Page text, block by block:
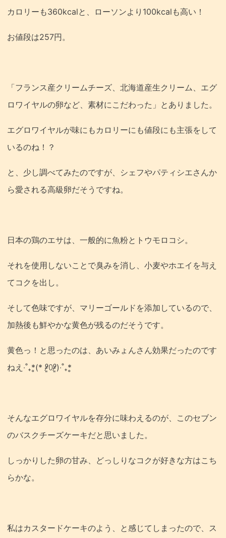
カロリーも360kcalと、ローソンより100kcalも高い！
お値段は257円。
「フランス産クリームチーズ、北海道産生クリーム、エグ
ロワイヤルの卵など、素材にこだわった」とありました。
エグロワイヤルが味にもカロリーにも値段にも主張をして
いるのね！？
と、少し調べてみたのですが、シェフやパティシエさんか
ら愛される高級卵だそうですね。
日本の鶏のエサは、一般的に魚粉とトウモロコシ。
それを使用しないことで臭みを消し、小麦やホエイを与え
てコクを出し。
そして色味ですが、マリーゴールドを添加しているので、
加熱後も鮮やかな黄色が残るのだそうです。
黄色っ！と思ったのは、あいみょんさん効果だったのです
ねえ‧˚₊*̥(* ⁰̷̴͈꒨⁰̷̴͈)‧˚₊*̥
そんなエグロワイヤルを存分に味わえるのが、このセブン
のバスクチーズケーキだと思いました。
しっかりした卵の甘み、どっしりなコクが好きな方はこち
らかな。
私はカスタードケーキのよう、と感じてしまったので、ス